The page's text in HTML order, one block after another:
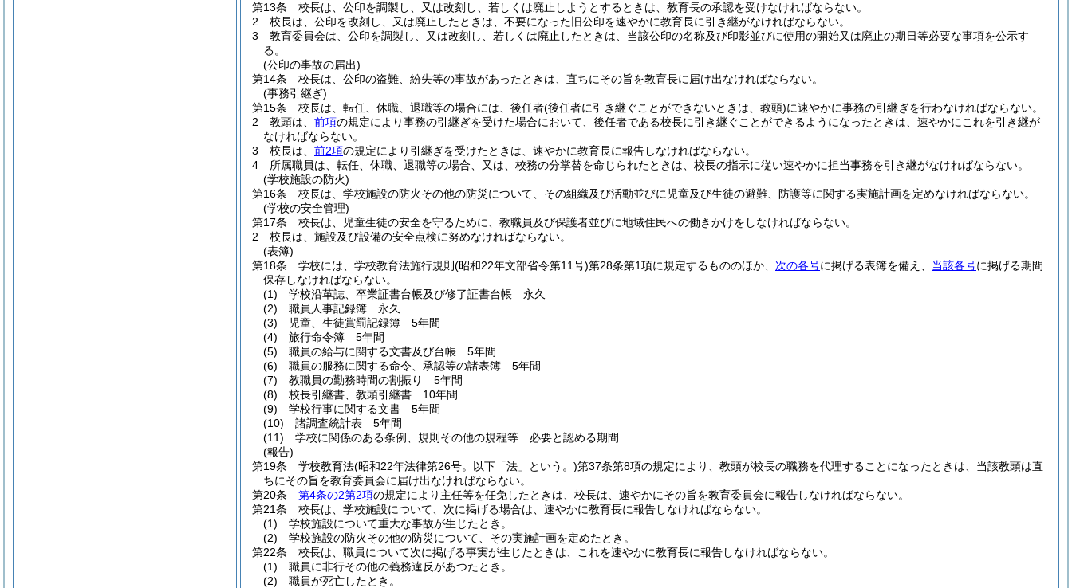
第13条
校長は、公印を調製し、又は改刻し、若しくは廃止しようとするときは、教育長の承認を受けなければならない。
2
校長は、公印を改刻し、又は廃止したときは、不要になった旧公印を速やかに教育長に引き継がなければならない。
3
教育委員会は、公印を調製し、又は改刻し、若しくは廃止したときは、当該公印の名称及び印影並びに使用の開始又は廃止の期日等必要な事項を公示す
る。
(公印の事故の届出)
第14条
校長は、公印の盗難、紛失等の事故があったときは、直ちにその旨を教育長に届け出なければならない。
(事務引継ぎ)
第15条
校長は、転任、休職、退職等の場合には、後任者(後任者に引き継ぐことができないときは、教頭)に速やかに事務の引継ぎを行わなければならない。
2
教頭は、 前項の規定により事務の引継ぎを受けた場合において、後任者である校長に引き継ぐことができるようになったときは、速やかにこれを引き継が
なければならない。
3
校長は、 前2項の規定により引継ぎを受けたときは、速やかに教育長に報告しなければならない。
4
所属職員は、転任、休職、退職等の場合、又は、校務の分掌替を命じられたときは、校長の指示に従い速やかに担当事務を引き継がなければならない。
(学校施設の防火)
第16条
校長は、学校施設の防火その他の防災について、その組織及び活動並びに児童及び生徒の避難、防護等に関する実施計画を定めなければならない。
(学校の安全管理)
第17条
校長は、児童生徒の安全を守るために、教職員及び保護者並びに地域住民への働きかけをしなければならない。
2
校長は、施設及び設備の安全点検に努めなければならない。
(表簿)
第18条
学校には、学校教育法施行規則 (昭和22年文部省令第11号)第28条第1項に規定するもののほか、 次の各号に掲げる表簿を備え、 当該各号に掲げる期間
保存しなければならない。
(1)
学校沿革誌、卒業証書台帳及び修了証書台帳 永久
(2)
職員人事記録簿 永久
(3)
児童、生徒賞罰記録簿 5年間
(4)
旅行命令簿 5年間
(5)
職員の給与に関する文書及び台帳 5年間
(6)
職員の服務に関する命令、承認等の諸表簿 5年間
(7)
教職員の勤務時間の割振り 5年間
(8)
校長引継書、教頭引継書 10年間
(9)
学校行事に関する文書 5年間
(10)
諸調査統計表 5年間
(11)
学校に関係のある条例、規則その他の規程等 必要と認める期間
(報告)
第19条
学校教育法(昭和22年法律第26号。以下「法」という。)第37条第8項の規定により、教頭が校長の職務を代理することになったときは、当該教頭は直
ちにその旨を教育委員会に届け出なければならない。
第20条
第4条の2第2項の規定により主任等を任免したときは、校長は、速やかにその旨を教育委員会に報告しなければならない。
第21条
校長は、学校施設について、次に掲げる場合は、速やかに教育長に報告しなければならない。
(1)
学校施設について重大な事故が生じたとき。
(2)
学校施設の防火その他の防災について、その実施計画を定めたとき。
第22条
校長は、職員について次に掲げる事実が生じたときは、これを速やかに教育長に報告しなければならない。
(1)
職員に非行その他の義務違反があつたとき。
(2)
職員が死亡したとき。